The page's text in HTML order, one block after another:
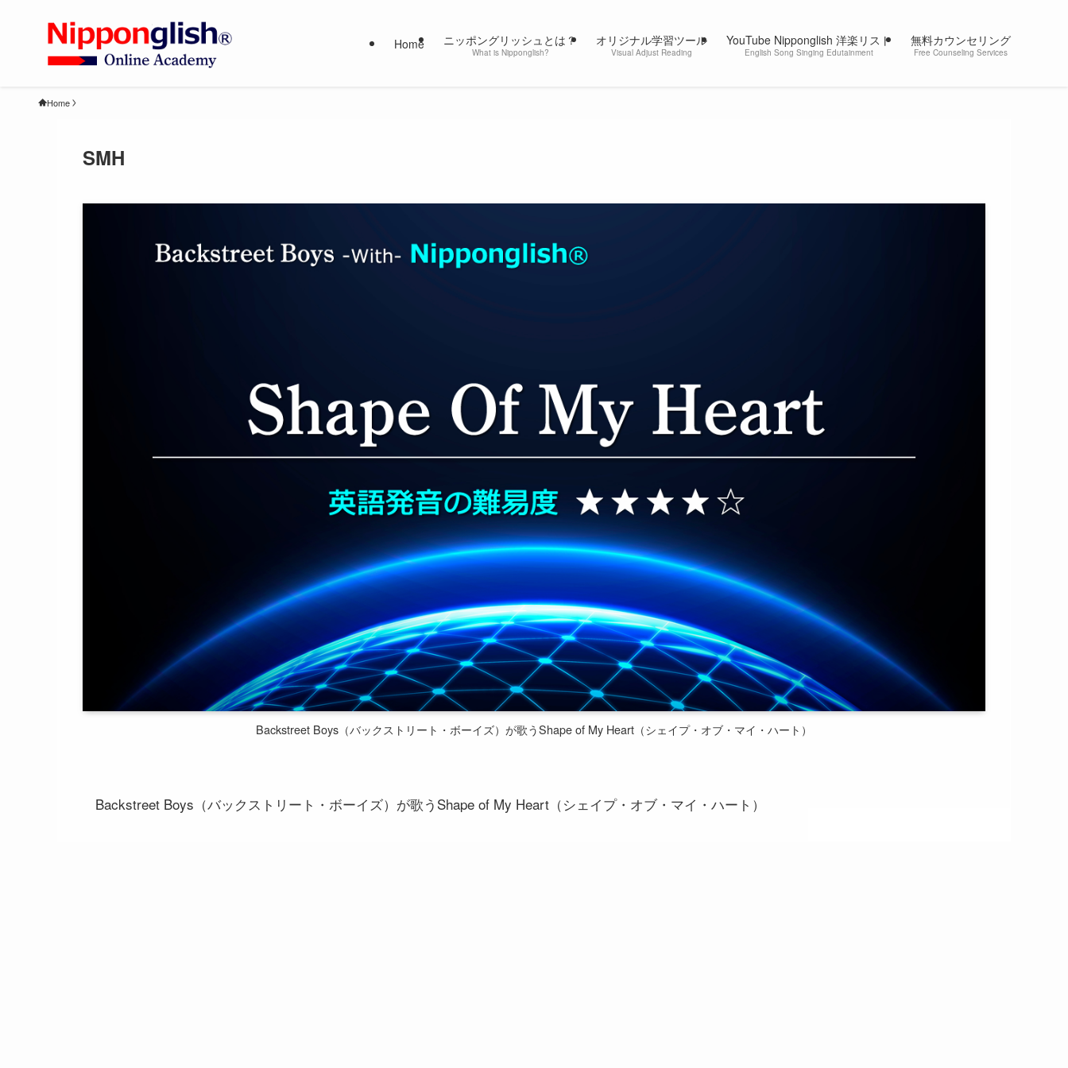
Home ニッポングリッシュとは？
What is Nipponglish?
オリジナル学習ツール
Visual Adjust Reading
YouTube Nipponglish 洋楽リスト
English Song Singing Edutainment
無料カウンセリング
Free Counseling Services
Home
SMH
Backstreet Boys（バックストリート・ボーイズ）が歌うShape of My Heart（シェイプ・オブ・マイ・ハート）
Backstreet Boys（バックストリート・ボーイズ）が歌うShape of My Heart（シェイプ・オブ・マイ・ハート）